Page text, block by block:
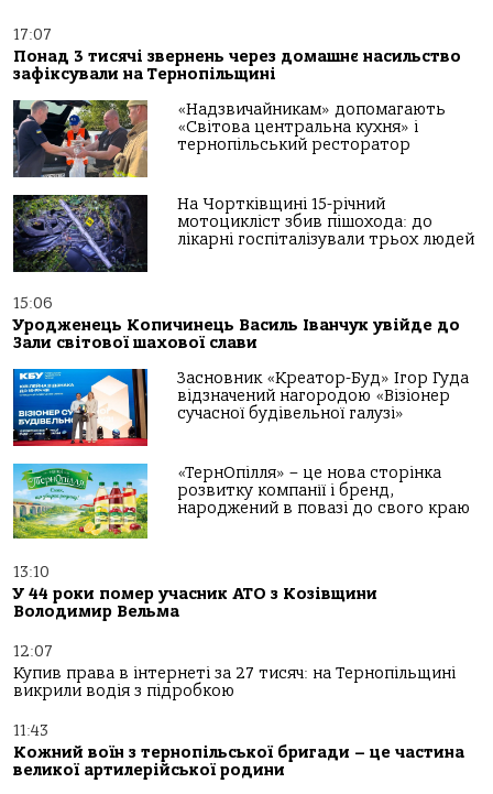
17:07
Понад 3 тисячі звернень через домашнє насильство
зафіксували на Тернопільщині
«Надзвичайникам» допомагають
«Світова центральна кухня» і
тернопільський ресторатор
На Чортківщині 15-річний
мотоцикліст збив пішохода: до
лікарні госпіталізували трьох людей
15:06
Уродженець Копичинець Василь Іванчук увійде до
Зали світової шахової слави
Засновник «Креатор-Буд» Ігор Гуда
відзначений нагородою «Візіонер
сучасної будівельної галузі»
«ТернОпілля» – це нова сторінка
розвитку компанії і бренд,
народжений в повазі до свого краю
13:10
У 44 роки помер учасник АТО з Козівщини
Володимир Вельма
12:07
Купив права в інтернеті за 27 тисяч: на Тернопільщині
викрили водія з підробкою
11:43
Кожний воїн з тернопільської бригади – це частина
великої артилерійської родини